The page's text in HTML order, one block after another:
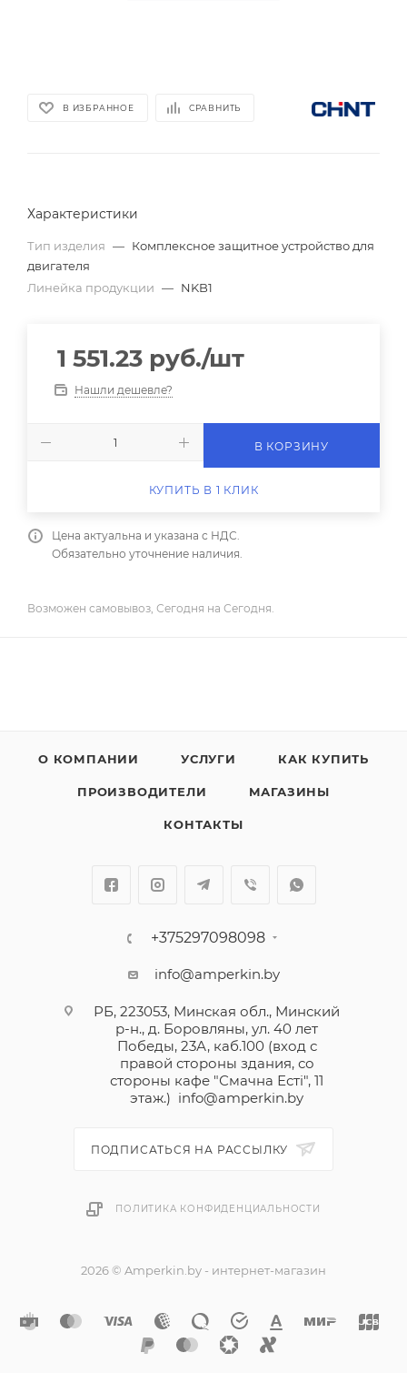
В ИЗБРАННОЕ СРАВНИТЬ
Характеристики
Тип изделия — Комплексное защитное устройство для
двигателя
Линейка продукции — NKB1
1 551.23 руб./шт
Нашли дешевле?
В КОРЗИНУ
КУПИТЬ В 1 КЛИК
Цена актуальна и указана с НДС.
Обязательно уточнение наличия.
Возможен самовывоз, Сегодня на Сегодня.
О КОМПАНИИ УСЛУГИ КАК КУПИТЬ
ПРОИЗВОДИТЕЛИ МАГАЗИНЫ
КОНТАКТЫ
+375297098098
info@amperkin.by
РБ, 223053, Минская обл., Минский
р-н., д. Боровляны, ул. 40 лет
Победы, 23А, каб.100 (вход с
правой стороны здания, со
стороны кафе "Смачна Естi", 11
этаж.) info@amperkin.by
ПОДПИСАТЬСЯ НА РАССЫЛКУ
ПОЛИТИКА КОНФИДЕНЦИАЛЬНОСТИ
2026 © Amperkin.by - интернет-магазин